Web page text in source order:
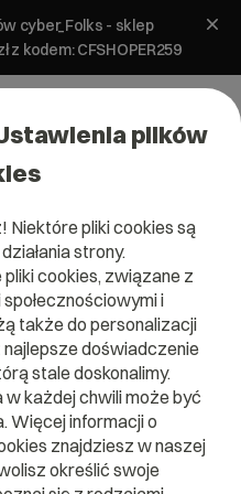
cyber_Folks - sklep
kodem: CFSHOPER259
plików
Niektóre pliki cookies są
strony.
cookies, związane z
i
także do personalizacji
doświadczenie
stale doskonalimy.
każdej chwili może być
Więcej informacji o
znajdziesz w naszej
określić swoje